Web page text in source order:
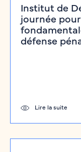
Institut de
journée
défense
Lire la suite